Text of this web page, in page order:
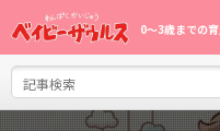
0〜3歳までの